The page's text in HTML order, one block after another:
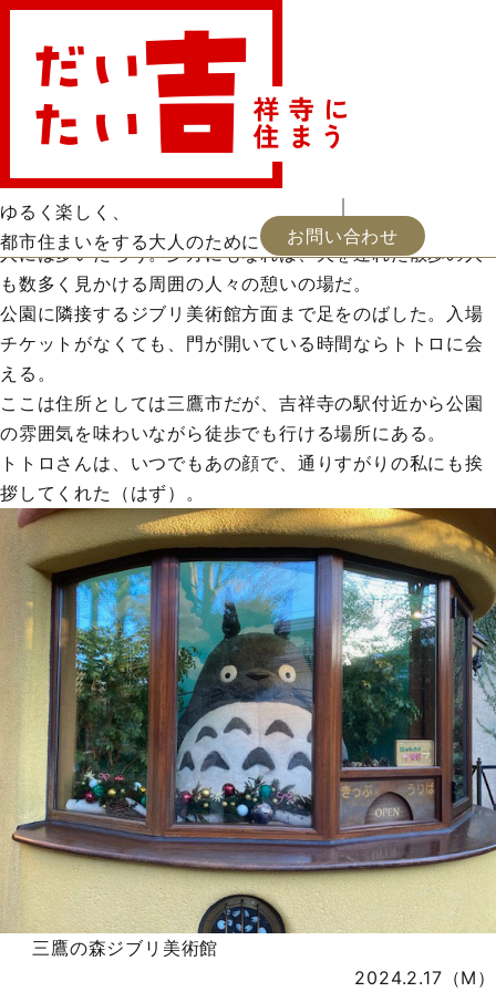
ゆるく楽しく、
都市住まいをする大人のために
お問い合わせ
三浦しをん「なにごとも腹八分目」
会員登録
お知らせ福井憲彦「パサージュを行くように」
屋上ガーデニング出逢い地中海史の遺構
お問い合わせ
散歩コースに井の頭公園を組み合わせる人は、吉祥寺の住
人には多いだろう。夕方にもなれば、犬を連れた散歩の人
も数多く見かける周囲の人々の憩いの場だ。
公園に隣接するジブリ美術館方面まで足をのばした。入場
チケットがなくても、門が開いている時間ならトトロに会
える。
ここは住所としては三鷹市だが、吉祥寺の駅付近から公園
の雰囲気を味わいながら徒歩でも行ける場所にある。
トトロさんは、いつでもあの顔で、通りすがりの私にも挨
拶してくれた（はず）。
三鷹の森ジブリ美術館
2024.2.17（M）